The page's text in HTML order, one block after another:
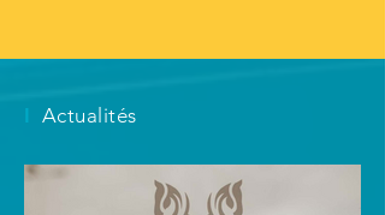
I Actualités